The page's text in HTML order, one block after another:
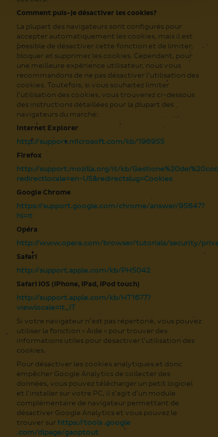
Comment puis-je désactiver les cookies?
La plupart des navigateurs sont configurés pour
accepter automatiquement les cookies, mais il est
possible de désactiver cette fonction et de limiter,
bloquer et supprimer les cookies. Cependant, pour
une meilleure expérience utilisateur, nous vous
recommandons de ne pas désactiver l’utilisation des
cookies. Toutefois, si vous souhaitez limiter
l’utilisation des cookies, vous trouverez ci-dessous
des instructions détaillées pour la plupart des
navigateurs du marché:
Internet Explorer
http://support.microsoft.com/kb/196955
Firefox
http://support.mozilla.org/it/kb/
redirectlocale=en-US&redirectslug=Cookies
Google Chrome
https://support.google.com/chrome/answer/95647?
hl=it
Opéra
http://www.opera.com/browser/tutorials/security/
Safari
http://support.apple.com/kb/PH5042
Safari iOS (iPhone, iPad, iPod touch)
http://support.apple.com/kb/HT1677?
viewlocale=it_IT
Si votre navigateur n’est pas répertorié, vous pouvez
utiliser la fonction « Aide » pour trouver des
informations utiles pour désactiver l’utilisation des
cookies.
Pour désactiver les cookies analytiques et donc
empêcher Google Analytics de collecter des
données, vous pouvez télécharger un petit logiciel
et l’installer sur votre PC, il s’agit d’un module
complémentaire de navigateur permettant de
désactiver Google Analytics et vous pouvez le
trouver sur https://tools .google
.com/dlpage/gaoptout